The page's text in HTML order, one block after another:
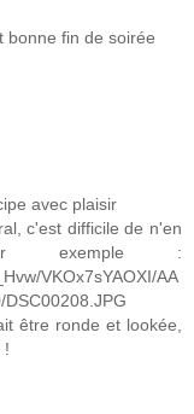
bonne fin de soirée
avec plaisir
c'est difficile de n'en
exemple :
VKOx7sYAOXI/AA
être ronde et lookée,
!